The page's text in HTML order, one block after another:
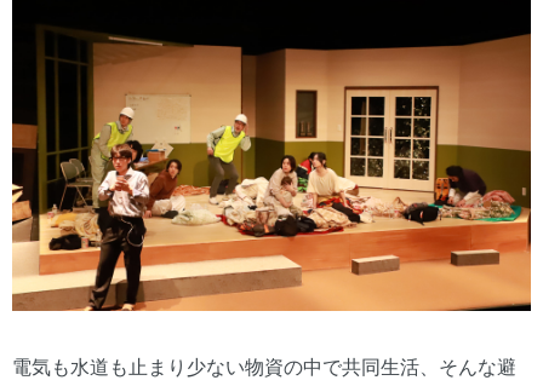
電気も水道も止まり少ない物資の中で共同生活、そんな避